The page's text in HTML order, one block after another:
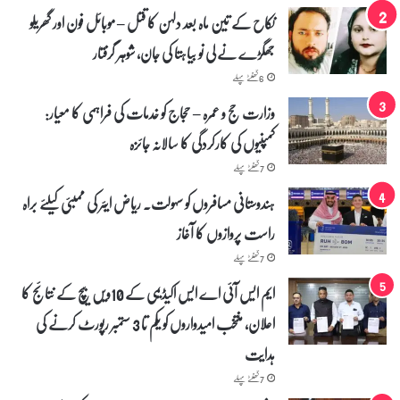
نکاح کے تین ماہ بعد دلہن کا قتل – موبائل فون اور گھریلو
جھگڑے نے لی نو بیاہتا کی جان، شوہر گرفتار
6 گھنٹے پہلے
وزارت حج و عمرہ – حجاج کو خدمات کی فراہمی کا معیار:
کمپنیوں کی کارکردگی کا سالانہ جائزہ
7 گھنٹے پہلے
ہندوستانی مسافروں کو سہولت۔ ریاض ایئر کی ممبئی کیلئے براہ
راست پروازوں کا آغاز
7 گھنٹے پہلے
ایم ایس آئی اے ایس اکیڈیمی کے 10ویں بیچ کے نتائج کا
اعلان، منتخب امیدواروں کو یکم تا 3 ستمبر رپورٹ کرنے کی
ہدایت
7 گھنٹے پہلے